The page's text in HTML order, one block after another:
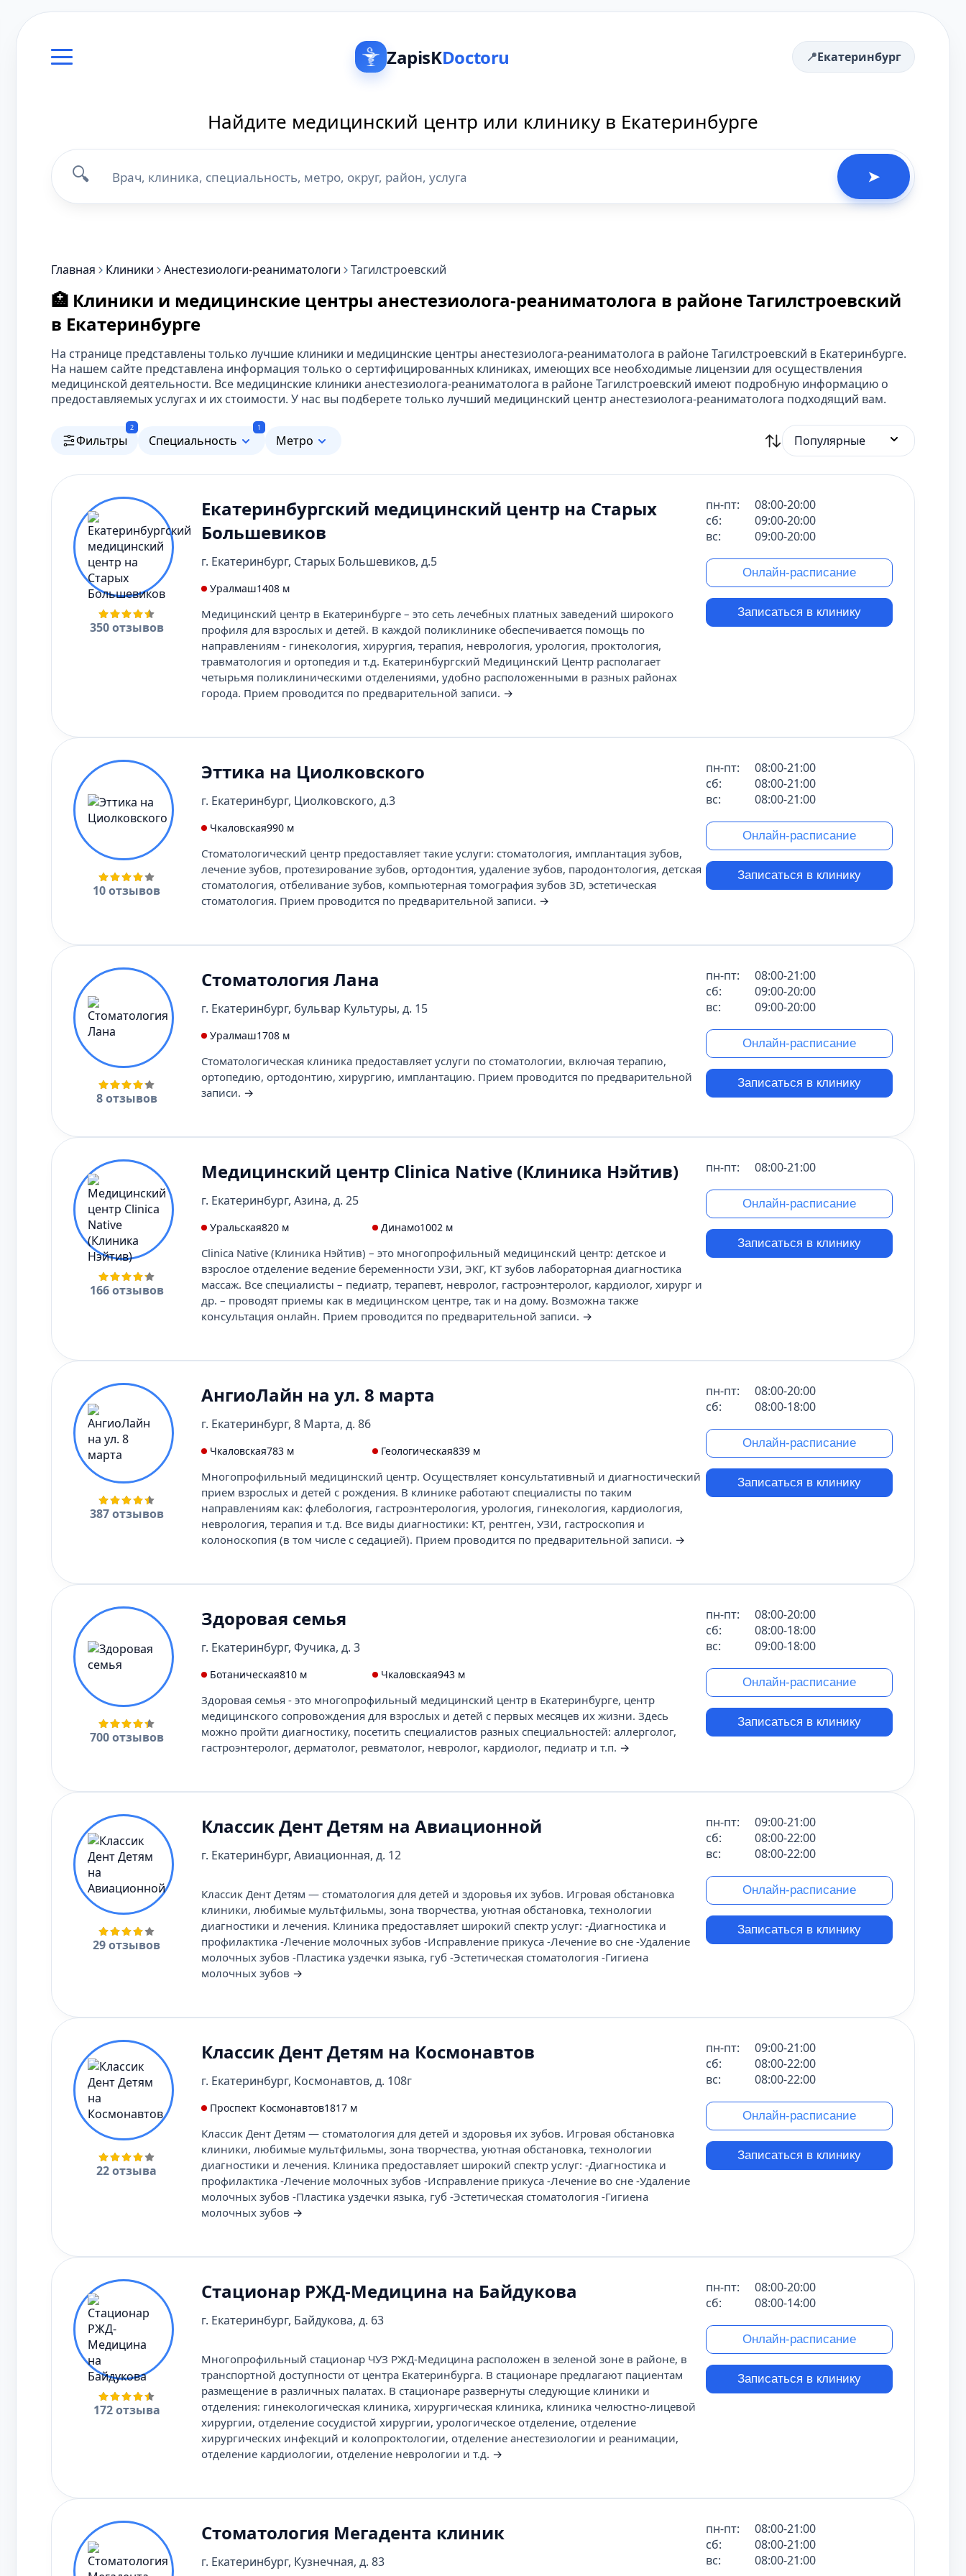
ZapisKDoctoru Екатеринбург
Найдите медицинский центр или клинику в Екатеринбурге
🔍 ➤
Главная Клиники Анестезиологи-реаниматологи Тагилстроевский
🏥 Клиники и медицинские центры анестезиолога-реаниматолога в районе Тагилстроевский
в Екатеринбурге
На странице представлены только лучшие клиники и медицинские центры анестезиолога-реаниматолога в районе Тагилстроевский в Екатеринбурге.
На нашем сайте представлена информация только о сертифицированных клиниках, имеющих все необходимые лицензии для осуществления
медицинской деятельности. Все медицинские клиники анестезиолога-реаниматолога в районе Тагилстроевский имеют подробную информацию о
предоставляемых услугах и их стоимости. У нас вы подберете только лучший медицинский центр анестезиолога-реаниматолога подходящий вам.
Фильтры
2
Специальность
1
Метро Популярные
350 отзывов
Екатеринбургский медицинский центр на Старых
Большевиков
г. Екатеринбург, Старых Большевиков, д.5
Уралмаш1408 м
Медицинский центр в Екатеринбурге – это сеть лечебных платных заведений широкого
профиля для взрослых и детей. В каждой поликлинике обеспечивается помощь по
направлениям - гинекология, хирургия, терапия, неврология, урология, проктология,
травматология и ортопедия и т.д. Екатеринбургский Медицинский Центр располагает
четырьмя поликлиническими отделениями, удобно расположенными в разных районах
города. Прием проводится по предварительной записи. →
пн-пт:
08:00-20:00
сб:
09:00-20:00
вс:
09:00-20:00
Онлайн-расписание
Записаться в клинику
10 отзывов
Эттика на Циолковского
г. Екатеринбург, Циолковского, д.3
Чкаловская990 м
Стоматологический центр предоставляет такие услуги: стоматология, имплантация зубов,
лечение зубов, протезирование зубов, ортодонтия, удаление зубов, пародонтология, детская
стоматология, отбеливание зубов, компьютерная томография зубов 3D, эстетическая
стоматология. Прием проводится по предварительной записи. →
пн-пт:
08:00-21:00
сб:
08:00-21:00
вс:
08:00-21:00
Онлайн-расписание
Записаться в клинику
8 отзывов
Стоматология Лана
г. Екатеринбург, бульвар Культуры, д. 15
Уралмаш1708 м
Стоматологическая клиника предоставляет услуги по стоматологии, включая терапию,
ортопедию, ортодонтию, хирургию, имплантацию. Прием проводится по предварительной
записи. →
пн-пт:
08:00-21:00
сб:
09:00-20:00
вс:
09:00-20:00
Онлайн-расписание
Записаться в клинику
166 отзывов
Медицинский центр Clinica Native (Клиника Нэйтив)
г. Екатеринбург, Азина, д. 25
Уральская820 м Динамо1002 м
Clinica Native (Клиника Нэйтив) – это многопрофильный медицинский центр: детское и
взрослое отделение ведение беременности УЗИ, ЭКГ, КТ зубов лабораторная диагностика
массаж. Все специалисты – педиатр, терапевт, невролог, гастроэнтеролог, кардиолог, хирург и
др. – проводят приемы как в медицинском центре, так и на дому. Возможна также
консультация онлайн. Прием проводится по предварительной записи. →
пн-пт: 08:00-21:00
Онлайн-расписание
Записаться в клинику
387 отзывов
АнгиоЛайн на ул. 8 марта
г. Екатеринбург, 8 Марта, д. 86
Чкаловская783 м Геологическая839 м
Многопрофильный медицинский центр. Осуществляет консультативный и диагностический
прием взрослых и детей с рождения. В клинике работают специалисты по таким
направлениям как: флебология, гастроэнтерология, урология, гинекология, кардиология,
неврология, терапия и т.д. Все виды диагностики: КТ, рентген, УЗИ, гастроскопия и
колоноскопия (в том числе с седацией). Прием проводится по предварительной записи. →
пн-пт:
08:00-20:00
сб:
08:00-18:00
Онлайн-расписание
Записаться в клинику
700 отзывов
Здоровая семья
г. Екатеринбург, Фучика, д. 3
Ботаническая810 м Чкаловская943 м
Здоровая семья - это многопрофильный медицинский центр в Екатеринбурге, центр
медицинского сопровождения для взрослых и детей с первых месяцев их жизни. Здесь
можно пройти диагностику, посетить специалистов разных специальностей: аллерголог,
гастроэнтеролог, дерматолог, ревматолог, невролог, кардиолог, педиатр и т.п. →
пн-пт:
08:00-20:00
сб:
08:00-18:00
вс:
09:00-18:00
Онлайн-расписание
Записаться в клинику
29 отзывов
Классик Дент Детям на Авиационной
г. Екатеринбург, Авиационная, д. 12
Классик Дент Детям — стоматология для детей и здоровья их зубов. Игровая обстановка
клиники, любимые мультфильмы, зона творчества, уютная обстановка, технологии
диагностики и лечения. Клиника предоставляет широкий спектр услуг: -Диагностика и
профилактика -Лечение молочных зубов -Исправление прикуса -Лечение во сне -Удаление
молочных зубов -Пластика уздечки языка, губ -Эстетическая стоматология -Гигиена
молочных зубов →
пн-пт:
09:00-21:00
сб:
08:00-22:00
вс:
08:00-22:00
Онлайн-расписание
Записаться в клинику
22 отзыва
Классик Дент Детям на Космонавтов
г. Екатеринбург, Космонавтов, д. 108г
Проспект Космонавтов1817 м
Классик Дент Детям — стоматология для детей и здоровья их зубов. Игровая обстановка
клиники, любимые мультфильмы, зона творчества, уютная обстановка, технологии
диагностики и лечения. Клиника предоставляет широкий спектр услуг: -Диагностика и
профилактика -Лечение молочных зубов -Исправление прикуса -Лечение во сне -Удаление
молочных зубов -Пластика уздечки языка, губ -Эстетическая стоматология -Гигиена
молочных зубов →
пн-пт:
09:00-21:00
сб:
08:00-22:00
вс:
08:00-22:00
Онлайн-расписание
Записаться в клинику
172 отзыва
Стационар РЖД-Медицина на Байдукова
г. Екатеринбург, Байдукова, д. 63
Многопрофильный стационар ЧУЗ РЖД-Медицина расположен в зеленой зоне в районе, в
транспортной доступности от центра Екатеринбурга. В стационаре предлагают пациентам
размещение в различных палатах. В стационаре развернуты следующие клиники и
отделения: гинекологическая клиника, хирургическая клиника, клиника челюстно-лицевой
хирургии, отделение сосудистой хирургии, урологическое отделение, отделение
хирургических инфекций и колопроктологии, отделение анестезиологии и реанимации,
отделение кардиологии, отделение неврологии и т.д. →
пн-пт:
08:00-20:00
сб:
08:00-14:00
Онлайн-расписание
Записаться в клинику
Стоматология Мегадента клиник
г. Екатеринбург, Кузнечная, д. 83
пн-пт:
08:00-21:00
сб:
08:00-21:00
вс:
08:00-21:00